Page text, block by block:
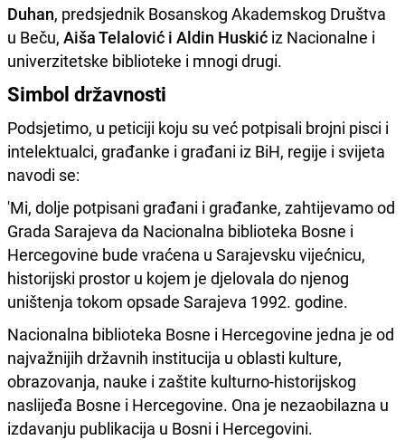
Duhan, predsjednik Bosanskog Akademskog Društva
u Beču, Aiša Telalović i Aldin Huskić iz Nacionalne i
univerzitetske biblioteke i mnogi drugi.
Simbol državnosti
Podsjetimo, u peticiji koju su već potpisali brojni pisci i
intelektualci, građanke i građani iz BiH, regije i svijeta
navodi se:
'Mi, dolje potpisani građani i građanke, zahtijevamo od
Grada Sarajeva da Nacionalna biblioteka Bosne i
Hercegovine bude vraćena u Sarajevsku vijećnicu,
historijski prostor u kojem je djelovala do njenog
uništenja tokom opsade Sarajeva 1992. godine.
Nacionalna biblioteka Bosne i Hercegovine jedna je od
najvažnijih državnih institucija u oblasti kulture,
obrazovanja, nauke i zaštite kulturno-historijskog
naslijeđa Bosne i Hercegovine. Ona je nezaobilazna u
izdavanju publikacija u Bosni i Hercegovini.